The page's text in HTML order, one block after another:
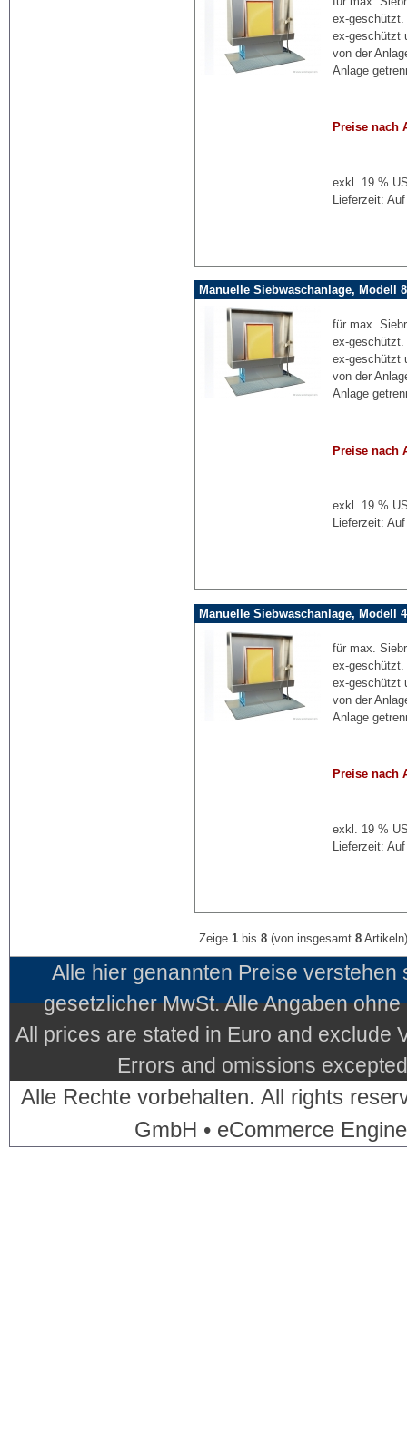
ex-geschützt.
ex-geschützt
von der
Anlage
Preise nach
exkl. 19 %
Lieferzeit:
Manuelle Siebwaschanlage, Modell
für max.
ex-geschützt.
ex-geschützt
von der
Anlage
Preise nach
exkl. 19 %
Lieferzeit:
Manuelle Siebwaschanlage, Modell
für max.
ex-geschützt.
ex-geschützt
von der
Anlage
Preise nach
exkl. 19 %
Lieferzeit:
Zeige1 bis8 (von insgesamt8
Alle hier genannten Preise
gesetzlicher MwSt. Alle Angaben
All prices are stated in Euro and exclude
Errors and omissions
Alle Rechte vorbehalten. All rights
GmbH • eCommerce